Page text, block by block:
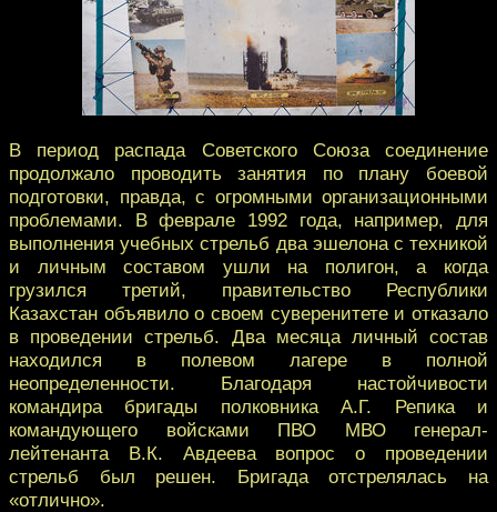
В период распада Советского Союза соединение
продолжало проводить занятия по плану боевой
подготовки, правда, с огромными организационными
проблемами. В феврале 1992 года, например, для
выполнения учебных стрельб два эшелона с техникой
и личным составом ушли на полигон, а когда
грузился третий, правительство Республики
Казахстан объявило о своем суверенитете и отказало
в проведении стрельб. Два месяца личный состав
находился в полевом лагере в полной
неопределенности. Благодаря настойчивости
командира бригады полковника А.Г. Репика и
командующего войсками ПВО МВО генерал-
лейтенанта В.К. Авдеева вопрос о проведении
стрельб был решен. Бригада отстрелялась на
«отлично».